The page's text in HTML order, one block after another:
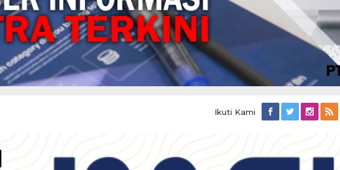
Ikuti Kami